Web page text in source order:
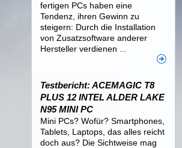
fertigen PCs haben eine
Tendenz, ihren Gewinn zu
steigern: Durch die Installation
von Zusatzsoftware anderer
Hersteller verdienen ...
Testbericht: ACEMAGIC T8
PLUS 12 INTEL ALDER LAKE
N95 MINI PC
Mini PCs? Wofür? Smartphones,
Tablets, Laptops, das alles reicht
doch aus? Die Sichtweise mag